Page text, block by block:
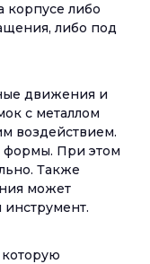
корпусе либо
либо под
движения и
с металлом
воздействием.
формы. При этом
Также
может
которую